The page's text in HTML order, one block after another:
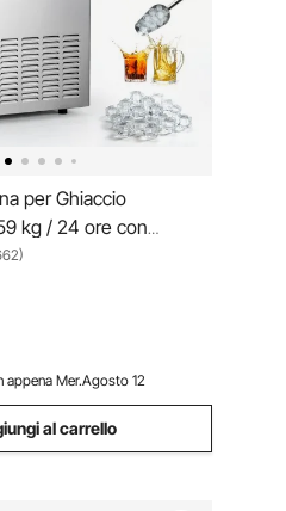
per Ghiaccio
kg / 24 ore con
8,6-15kg, 45
Macchina per Ghiaccio
Inox con Display a
Bar
appena Mer.Agosto 12
al carrello